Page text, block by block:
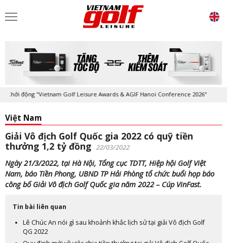
động "Vietnam Golf Leisure Awards & AGIF Hanoi Conference 2026"
Việt Nam
Giải Vô địch Golf Quốc gia 2022 có quỹ tiền
thưởng 1,2 tỷ đồng 22/03/2022
Ngày 21/3/2022, tại Hà Nội, Tổng cục TDTT, Hiệp hội Golf Việt
Nam, báo Tiền Phong, UBND TP Hải Phòng tổ chức buổi họp báo
công bố Giải Vô địch Golf Quốc gia năm 2022 – Cúp VinFast.
Tin bài liên quan
Lê Chúc An nói gì sau khoảnh khắc lịch sử tại giải Vô địch Golf
QG 2022